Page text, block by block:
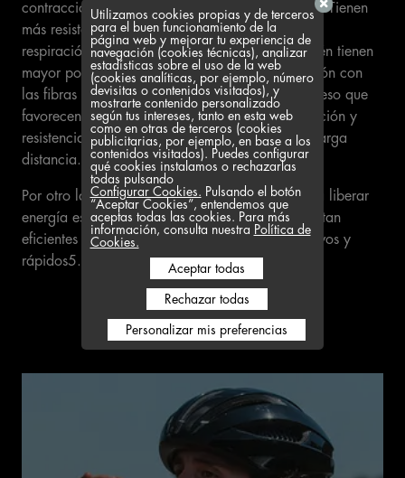
contracción lenta (tipo I) se contraen lentamente. Tienen
más resistencia y producen energía mediante la
respiración aeróbica, utilizando oxígeno. También tienen
mayor potencial para producir energía en relación con
las fibras de contracción rápida (tipo II). Es por eso que
favorecen la práctica de deportes de larga duración y
resistencia, como la natación y las carreras de larga
distancia.
Por otro lado, sin el oxígeno, su capacidad para liberar
energía es menor, por lo que estas fibras no son tan
eficientes a la hora de realizar esfuerzos explosivos y
rápidos5.
Utilizamos cookies propias y de terceros
para el buen funcionamiento de la
página web y mejorar tu experiencia de
navegación (cookies técnicas), analizar
estadísticas sobre el uso de la web
(cookies analíticas, por ejemplo, número
devisitas o contenidos visitados), y
mostrarte contenido personalizado
según tus intereses, tanto en esta web
como en otras de terceros (cookies
publicitarias, por ejemplo, en base a los
contenidos visitados). Puedes configurar
qué cookies instalamos o rechazarlas
todas pulsando
Configurar Cookies. Pulsando el botón
“Aceptar Cookies”, entendemos que
aceptas todas las cookies. Para más
información, consulta nuestra Política de
Cookies.
Aceptar todas
Rechazar todas
Personalizar mis preferencias